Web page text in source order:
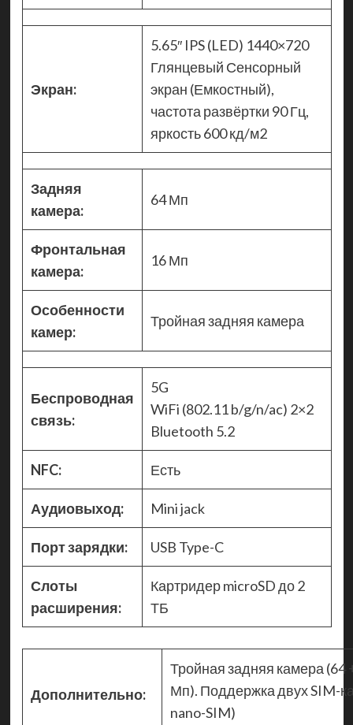
Экран:
5.65″ IPS (LED) 1440×720
Глянцевый Сенсорный
экран (Емкостный),
частота развёртки 90 Гц,
яркость 600 кд/м2
Задняя
камера:
64 Мп
Фронтальная
камера:
16 Мп
Особенности
камер:
Тройная задняя камера
Беспроводная
связь:
5G
WiFi (802.11 b/g/n/ac) 2×2
Bluetooth 5.2
NFC: Есть
Аудиовыход: Mini jack
Порт зарядки: USB Type-C
Слоты
расширения:
Картридер microSD до 2
ТБ
Дополнительно:
Тройная задняя камера (64
Мп). Поддержка двух SIM-
nano-SIM)